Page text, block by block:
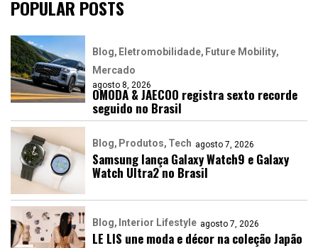
POPULAR POSTS
Blog Eletromobilidade Future Mobility
Mercado
agosto 8, 2026
OMODA & JAECOO registra sexto recorde
seguido no Brasil
Blog Produtos Tech agosto 7, 2026
Samsung lança Galaxy Watch9 e Galaxy
Watch Ultra2 no Brasil
Blog Interior Lifestyle agosto 7, 2026
LE LIS une moda e décor na coleção Japão